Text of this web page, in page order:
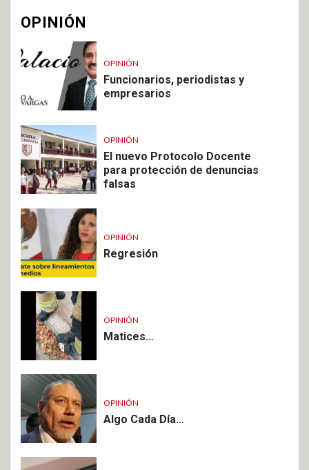
OPINIÓN
OPINIÓN
Funcionarios, periodistas y
empresarios
OPINIÓN
El nuevo Protocolo Docente
para protección de denuncias
falsas
OPINIÓN
Regresión
OPINIÓN
Matices…
OPINIÓN
Algo Cada Día…